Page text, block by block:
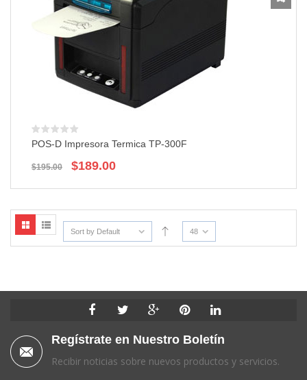
POS-D Impresora Termica TP-300F
$195.00
El
precio
$195.00.
$189.00El
$189.00.
Sort by Default 48
Regístrate en Nuestro Boletín
Recibir noticias sobre nuevos productos y servicios.